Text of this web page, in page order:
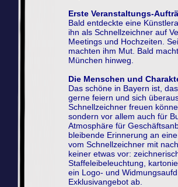
Erste Veranstaltungs-
Bald entdeckte eine
ihn als Schnellzeichner auf
Meetings und Hochzeiten.
machten ihm Mut. Bald
München hinweg.
Die Menschen und
Das schöne in Bayern ist,
gerne feiern und sich
Schnellzeichner freuen
sondern vor allem auch für
Atmosphäre für
bleibende Erinnerung an
vom Schnellzeichner mit
keiner etwas vor:
Staffeleibeleuchtung,
ein Logo- und
Exklusivangebot ab.